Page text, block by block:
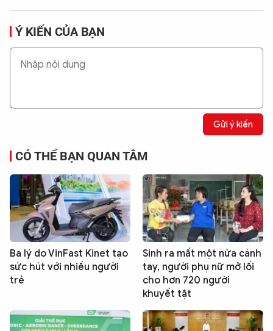
Ý KIẾN CỦA BẠN
Gửi ý kiến
CÓ THỂ BẠN QUAN TÂM
Ba lý do VinFast Kinet tạo
sức hút với nhiều người
trẻ
Sinh ra mất một nửa cánh
tay, người phụ nữ mở lối
cho hơn 720 người
khuyết tật